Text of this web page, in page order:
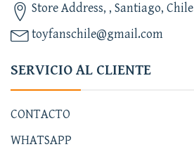
Store Address, , Santiago, Chile
toyfanschile@gmail.com
SERVICIO AL CLIENTE
CONTACTO
WHATSAPP